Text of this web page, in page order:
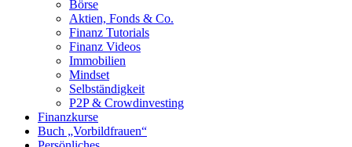
Börse
Aktien, Fonds & Co.
Finanz Tutorials
Finanz Videos
Immobilien
Mindset
Selbständigkeit
P2P & Crowdinvesting
Finanzkurse
Buch „Vorbildfrauen“